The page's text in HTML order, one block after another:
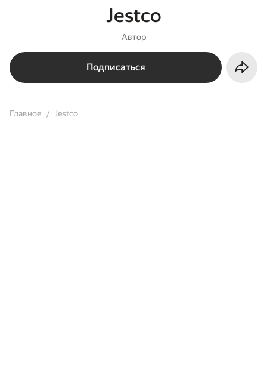
Jestco
Автор
Подписаться
Главное Jestco